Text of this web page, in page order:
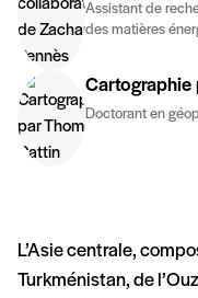
Assistant de
des matières
Cartographie
Doctorant en
L’Asie centrale,
Turkménistan, de